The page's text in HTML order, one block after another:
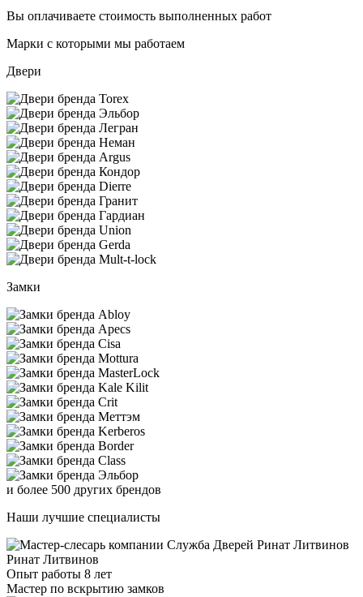
Вы оплачиваете стоимость выполненных работ
Марки с которыми мы работаем
Двери
Замки
и более 500 других брендов
Наши лучшие специалисты
Ринат Литвинов
Опыт работы 8 лет
Мастер по вскрытию замков